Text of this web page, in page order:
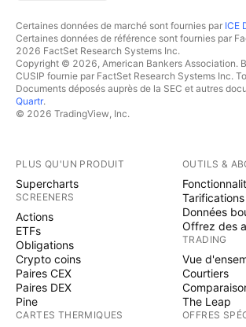
Certaines données de marché sont fournies par ICE
Certaines données de référence sont fournies par
2026 FactSet Research Systems Inc.
Copyright © 2026, American Bankers Association.
CUSIP fournie par FactSet Research Systems Inc.
Documents déposés auprès de la SEC et autres
Quartr.
© 2026 TradingView, Inc.
PLUS QU'UN PRODUIT
Supercharts
SCREENERS
Actions
ETFs
Obligations
Crypto coins
Paires CEX
Paires DEX
Pine
CARTES THERMIQUES
OUTILS &
Tarifications
Données
Offrez des
TRADING
Vue
Courtiers
The Leap
OFFRES